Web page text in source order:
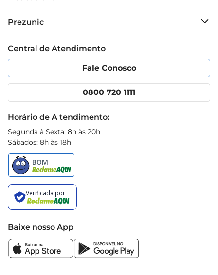
refeições comuns em momentos deliciosos.
Grupo Cencosud
Política de Privacidade
Portal do fornecedor
Cencosud Media
Prezunic
Código de Ética
App Prezunic
Central de Atendimento
Fale Conosco
0800 720 1111
Horário de A tendimento:
Segunda à Sexta: 8h às 20h
Sábados: 8h às 18h
Baixe nosso App